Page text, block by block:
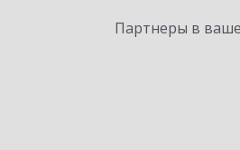
Партнеры в